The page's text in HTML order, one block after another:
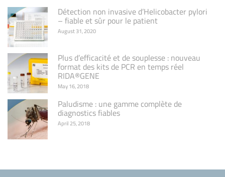
Détection non invasive d’Helicobacter pylori
– fiable et sûr pour le patient
August 31, 2020
Plus d’efficacité et de souplesse : nouveau
format des kits de PCR en temps réel
RIDA®GENE
May 16, 2018
Paludisme : une gamme complète de
diagnostics fiables
April 25, 2018